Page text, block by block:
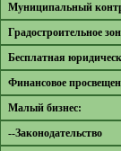
Муниципальный
Градостроительное
Бесплатная
Финансовое
Малый бизнес:
--Законодательство